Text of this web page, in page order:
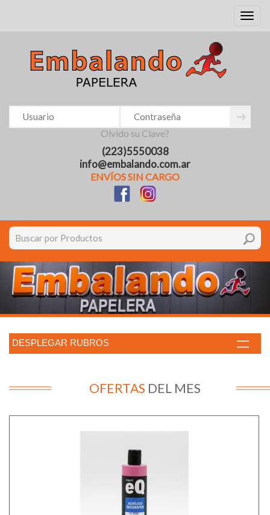
Toggle
Olvido su Clave?
(223)5550038
info@embalando.com.ar
ENVÍOS SIN CARGO
DESPLEGAR RUBROS
OFERTAS DEL MES